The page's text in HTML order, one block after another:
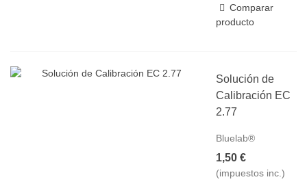
Comparar
producto
Solución de
Calibración EC
2.77
Bluelab®
1,50 €
(impuestos inc.)